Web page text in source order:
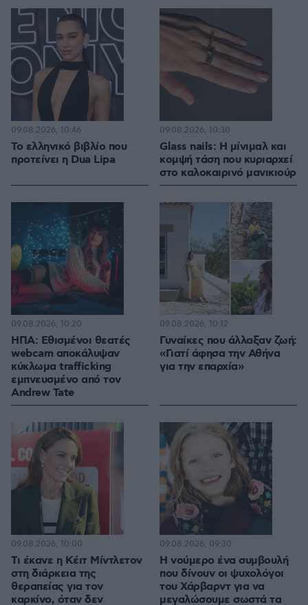
Το ελληνικό βιβλίο που
προτείνει η Dua Lipa
09.08.2026, 10:46
Glass nails: Η μίνιμαλ και
κομψή τάση που κυριαρχεί
στο καλοκαιρινό μανικιούρ
09.08.2026, 10:30
ΗΠΑ: Εθισμένοι θεατές
webcam αποκάλυψαν
κύκλωμα trafficking
εμπνευσμένο από τον
Andrew Tate
09.08.2026, 10:20
Γυναίκες που άλλαξαν ζωή:
«Γιατί άφησα την Αθήνα
για την επαρχία»
09.08.2026, 10:12
Τι έκανε η Κέιτ Μίντλετον
στη διάρκεια της
θεραπείας για τον
καρκίνο, όταν δεν
09.08.2026, 10:00
Η νούμερο ένα συμβουλή
που δίνουν οι ψυχολόγοι
του Χάρβαρντ για να
μεγαλώσουμε σωστά τα
09.08.2026, 09:30